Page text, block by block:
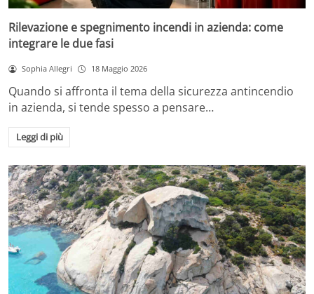
Rilevazione e spegnimento incendi in azienda: come
integrare le due fasi
Sophia Allegri 18 Maggio 2026
Quando si affronta il tema della sicurezza antincendio
in azienda, si tende spesso a pensare…
Leggi di più